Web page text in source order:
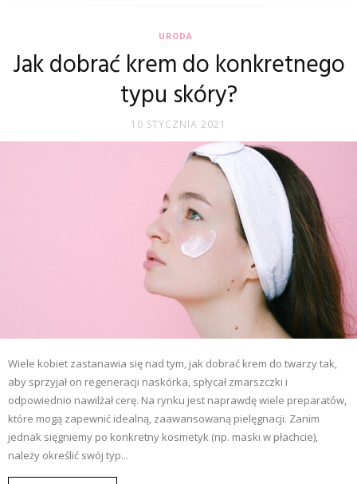
URODA
Jak dobrać krem do konkretnego
typu skóry?
10 STYCZNIA 2021
Wiele kobiet zastanawia się nad tym, jak dobrać krem do twarzy tak,
aby sprzyjał on regeneracji naskórka, spłycał zmarszczki i
odpowiednio nawilżał cerę. Na rynku jest naprawdę wiele preparatów,
które mogą zapewnić idealną, zaawansowaną pielęgnacji. Zanim
jednak sięgniemy po konkretny kosmetyk (np. maski w płachcie),
należy określić swój typ...